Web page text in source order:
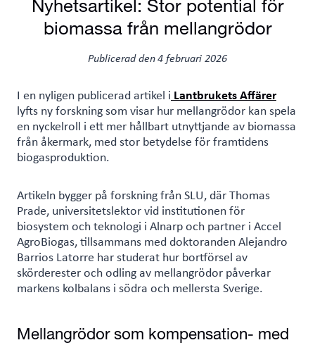
Nyhetsartikel: Stor potential för
biomassa från mellangrödor
Publicerad den4 februari 2026
I en nyligen publicerad artikel i Lantbrukets Affärer
lyfts ny forskning som visar hur mellangrödor kan spela
en nyckelroll i ett mer hållbart utnyttjande av biomassa
från åkermark, med stor betydelse för framtidens
biogasproduktion.
Artikeln bygger på forskning från SLU, där Thomas
Prade, universitetslektor vid institutionen för
biosystem och teknologi i Alnarp och partner i Accel
AgroBiogas, tillsammans med doktoranden Alejandro
Barrios Latorre har studerat hur bortförsel av
skörderester och odling av mellangrödor påverkar
markens kolbalans i södra och mellersta Sverige.
Mellangrödor som kompensation- med